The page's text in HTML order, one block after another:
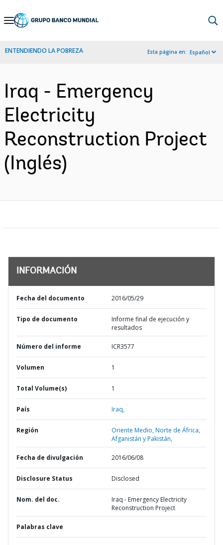
Skip
Navigation
ENTENDIENDO LA POBREZA Esta página en: Español
Iraq - Emergency
Electricity
Reconstruction Project
(Inglés)
INFORMACIÓN
Fecha del documento 2016/05/29
Tipo de documento
Informe final de ejecución y
resultados
Número del informe ICR3577
Volumen 1
Total Volume(s) 1
País Iraq,
Región
Oriente Medio, Norte de África,
Afganistán y Pakistán,
Fecha de divulgación 2016/06/08
Disclosure Status Disclosed
Nom. del doc.
Iraq - Emergency Electricity
Reconstruction Project
Palabras clave